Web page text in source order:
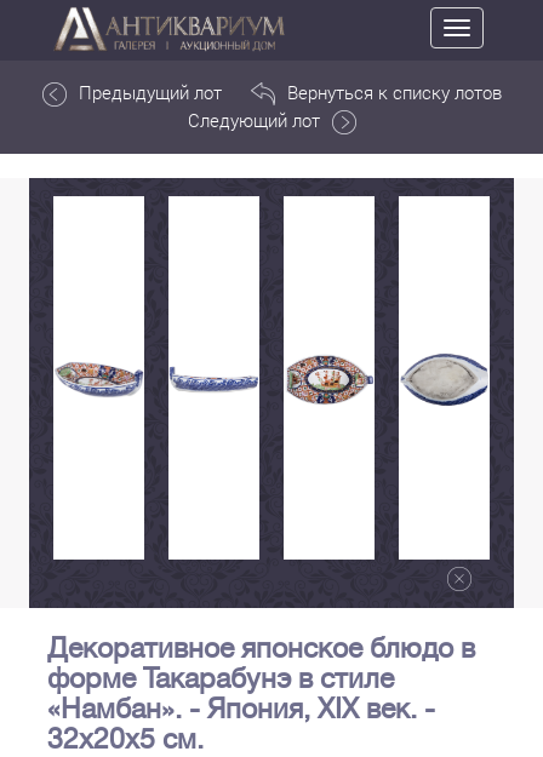
Toggle
navigation
Предыдущий лот
Вернуться к списку лотов
Следующий лот
Декоративное японское блюдо в
форме Такарабунэ в стиле
«Намбан». - Япония, XIX век. -
32х20х5 см.